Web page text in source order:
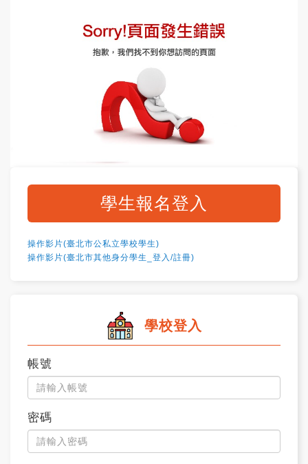
學生報名登入
操作影片(臺北市公私立學校學生)
操作影片(臺北市其他身分學生_登入/註冊)
學校登入
帳號
密碼